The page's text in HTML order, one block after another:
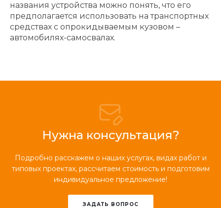
названия устройства можно понять, что его
предполагается использовать на транспортных
средствах с опрокидываемым кузовом –
автомобилях-самосвалах.
Нужна консультация?
Подробно расскажем о наших услугах, видах работ и
типовых проектах, рассчитаем стоимость и подготовим
индивидуальное предложение!
ЗАДАТЬ ВОПРОС